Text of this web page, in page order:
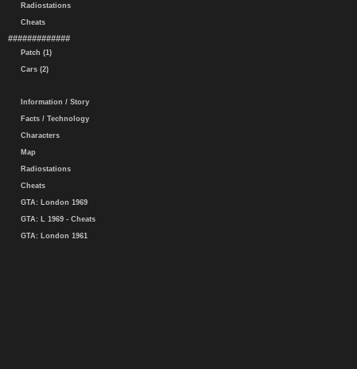
Radiostations
Cheats
#############
Patch (1)
Cars (2)
Information / Story
Facts / Technology
Characters
Map
Radiostations
Cheats
GTA: London 1969
GTA: L 1969 - Cheats
GTA: London 1961